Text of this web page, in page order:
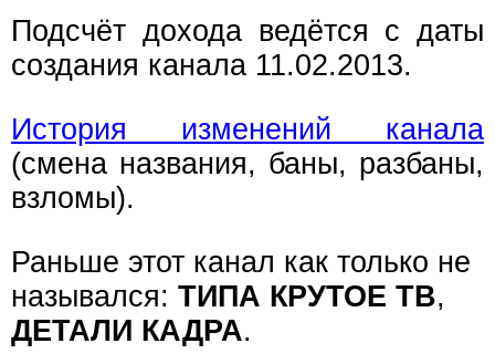
Подсчёт дохода ведётся с даты
создания канала 11.02.2013.
История изменений канала
(смена названия, баны, разбаны,
взломы).
Раньше этот канал как только не
назывался: ТИПА КРУТОЕ ТВ,
ДЕТАЛИ КАДРА.